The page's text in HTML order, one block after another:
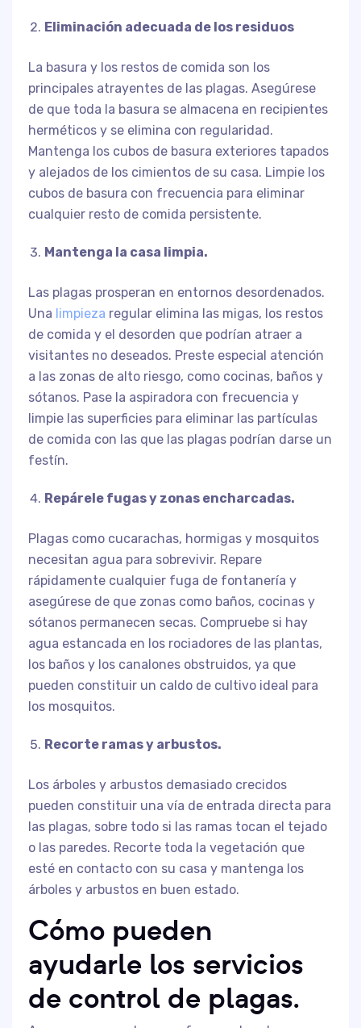
Eliminación adecuada de los residuos
La basura y los restos de comida son los
principales atrayentes de las plagas. Asegúrese
de que toda la basura se almacena en recipientes
herméticos y se elimina con regularidad.
Mantenga los cubos de basura exteriores tapados
y alejados de los cimientos de su casa. Limpie los
cubos de basura con frecuencia para eliminar
cualquier resto de comida persistente.
Mantenga la casa limpia.
Las plagas prosperan en entornos desordenados.
Una limpieza regular elimina las migas, los restos
de comida y el desorden que podrían atraer a
visitantes no deseados. Preste especial atención
a las zonas de alto riesgo, como cocinas, baños y
sótanos. Pase la aspiradora con frecuencia y
limpie las superficies para eliminar las partículas
de comida con las que las plagas podrían darse un
festín.
Repárele fugas y zonas encharcadas.
Plagas como cucarachas, hormigas y mosquitos
necesitan agua para sobrevivir. Repare
rápidamente cualquier fuga de fontanería y
asegúrese de que zonas como baños, cocinas y
sótanos permanecen secas. Compruebe si hay
agua estancada en los rociadores de las plantas,
los baños y los canalones obstruidos, ya que
pueden constituir un caldo de cultivo ideal para
los mosquitos.
Recorte ramas y arbustos.
Los árboles y arbustos demasiado crecidos
pueden constituir una vía de entrada directa para
las plagas, sobre todo si las ramas tocan el tejado
o las paredes. Recorte toda la vegetación que
esté en contacto con su casa y mantenga los
árboles y arbustos en buen estado.
Cómo pueden
ayudarle los servicios
de control de plagas.